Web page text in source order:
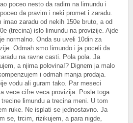
poceo nesto da radim na limundu i
da pravim i neki promet i zaradu.
imao zaradu od nekih 150e bruto, a od
(trecina) islo limundu na provizije. Ajde
normalno. Onda su uveli 10din za
Odmah smo limundo i ja poceli da
na ravne casti. Pola pola. Ja
a njima polovina!? Dignem ja malo
i odmah manja prodaja.
vodu ali guram tako. Par meseci
vece cifre veca provizija. Posle toga
limundu a trecina meni. U tom
ruke. Ne isplati se jednostavno. Ja
se, trcim, rizikujem, a para nigde,